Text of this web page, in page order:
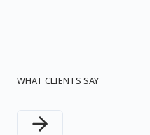
WHAT CLIENTS SAY
Next slide